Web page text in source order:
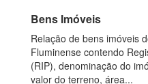
Bens Imóveis
Relação de bens imóveis
Fluminense contendo
(RIP), denominação do
valor do terreno, área...